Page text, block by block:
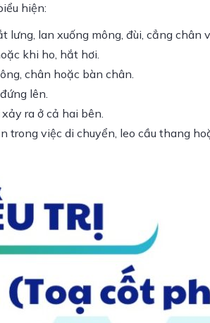
hiện:
lưng, lan xuống mông, đùi, cẳng chân
khi ho, hắt hơi.
chân hoặc bàn chân.
lên.
ra ở cả hai bên.
việc di chuyển, leo cầu thang